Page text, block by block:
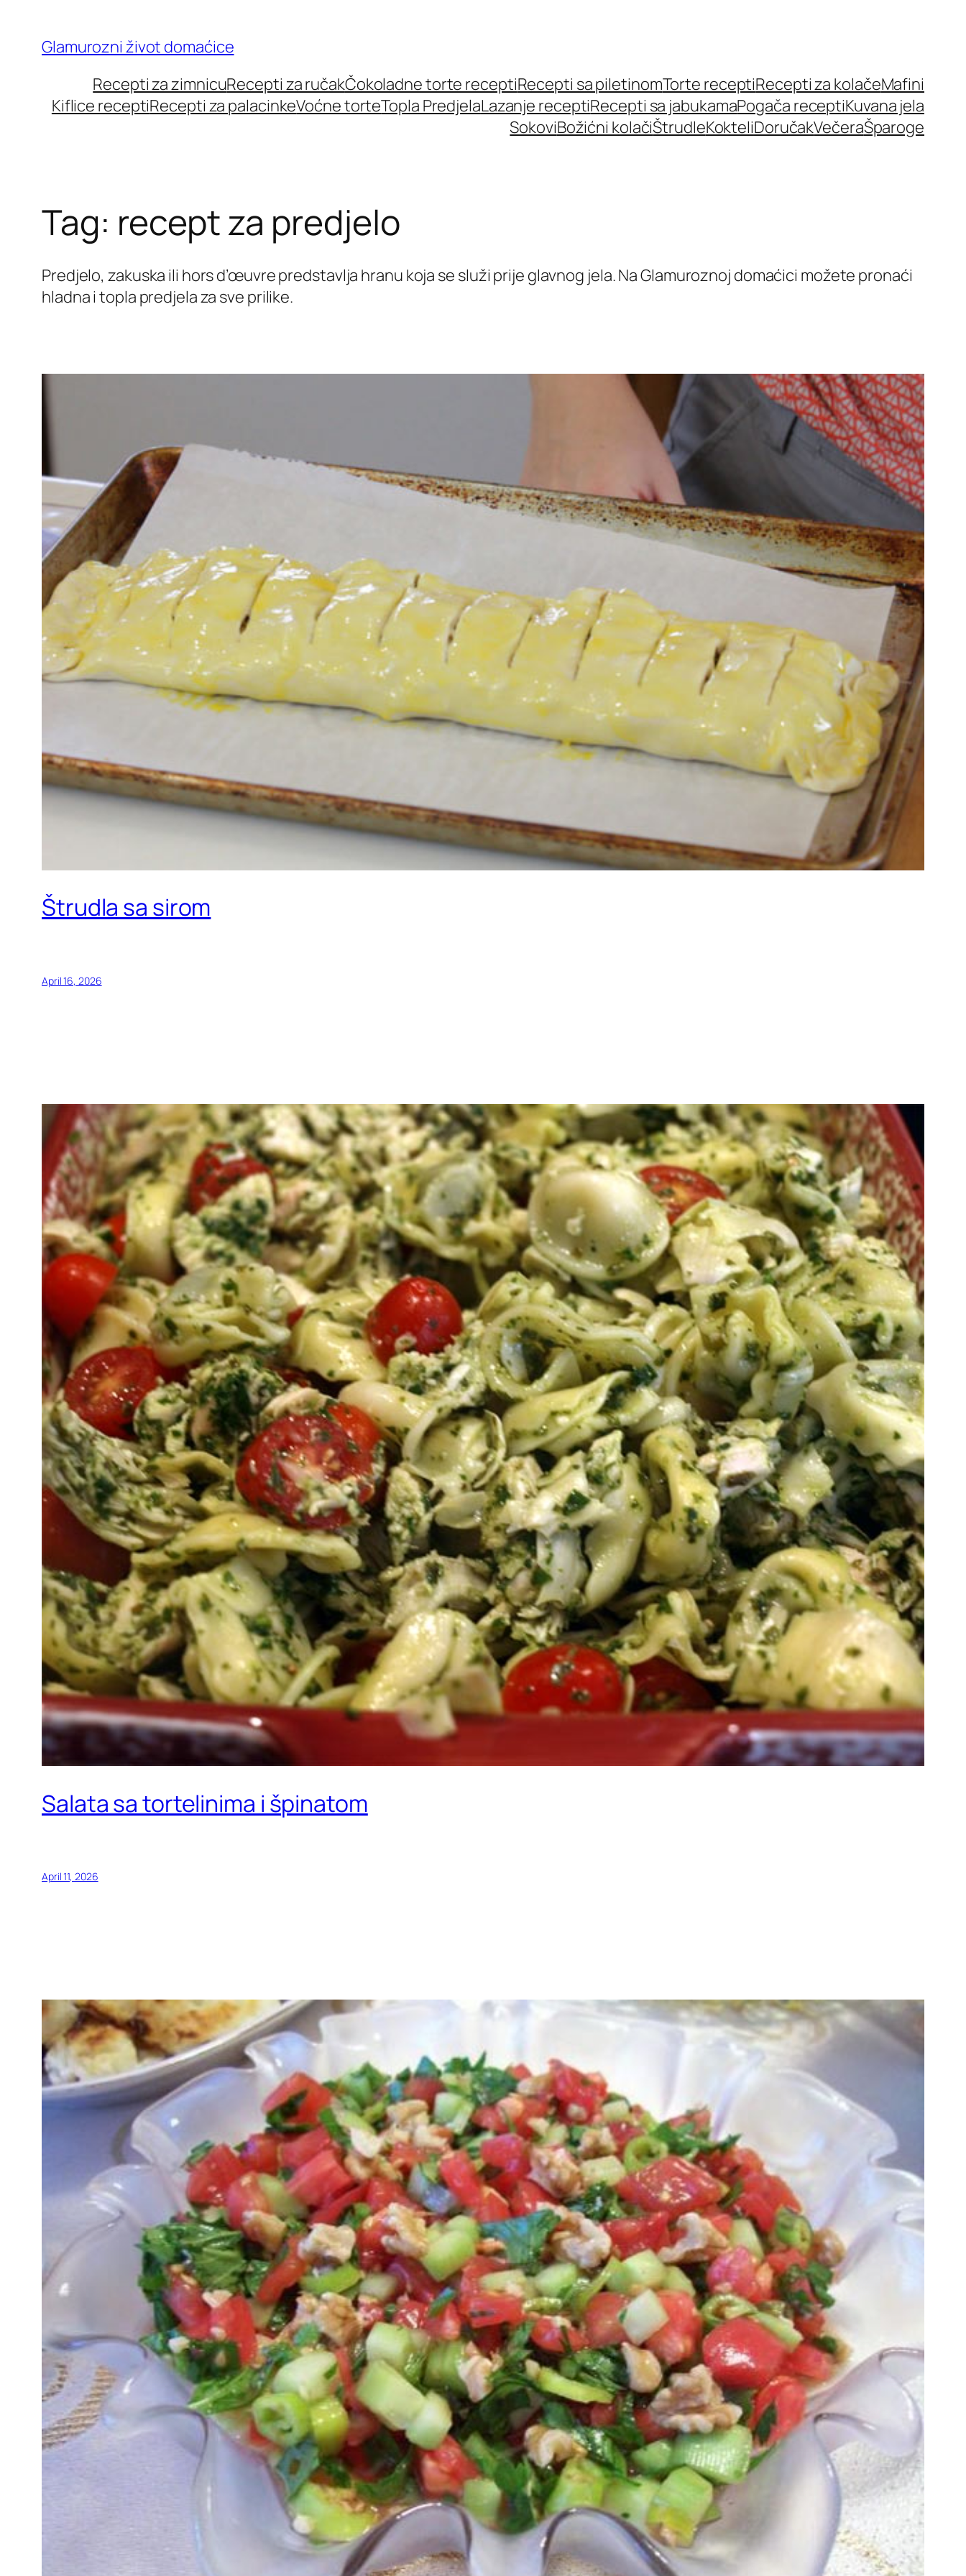
content
Glamurozni život domaćice
Recepti za zimnicuRecepti za ručakČokoladne torte receptiRecepti sa piletinomTorte receptiRecepti za kolačeMafini
Kiflice receptiRecepti za palacinkeVoćne torteTopla PredjelaLazanje receptiRecepti sa jabukamaPogača receptiKuvana jela
SokoviBožićni kolačiŠtrudleKokteliDoručakVečeraŠparoge
Tag: recept za predjelo
Predjelo, zakuska ili hors d’œuvre predstavlja hranu koja se služi prije glavnog jela. Na Glamuroznoj domaćici možete pronaći
hladna i topla predjela za sve prilike.
Štrudla sa sirom
April 16, 2026
Salata sa tortelinima i špinatom
April 11, 2026